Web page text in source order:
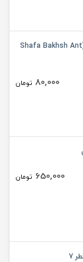
روغن مورچه شفابخش (Shafa Bakhsh Ant
80,000 تومان
650,000 تومان
7